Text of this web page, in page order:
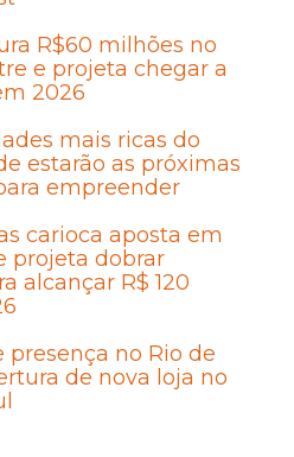
R$60 milhões no
e projeta chegar a
2026
mais ricas do
estarão as próximas
empreender
carioca aposta em
projeta dobrar
alcançar R$ 120
presença no Rio de
de nova loja no